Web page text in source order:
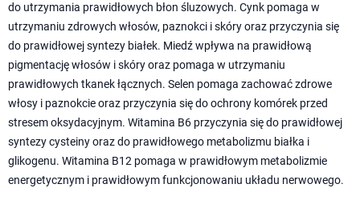
do utrzymania prawidłowych błon śluzowych. Cynk pomaga w
utrzymaniu zdrowych włosów, paznokci i skóry oraz przyczynia się
do prawidłowej syntezy białek. Miedź wpływa na prawidłową
pigmentację włosów i skóry oraz pomaga w utrzymaniu
prawidłowych tkanek łącznych. Selen pomaga zachować zdrowe
włosy i paznokcie oraz przyczynia się do ochrony komórek przed
stresem oksydacyjnym. Witamina B6 przyczynia się do prawidłowej
syntezy cysteiny oraz do prawidłowego metabolizmu białka i
glikogenu. Witamina B12 pomaga w prawidłowym metabolizmie
energetycznym i prawidłowym funkcjonowaniu układu nerwowego.